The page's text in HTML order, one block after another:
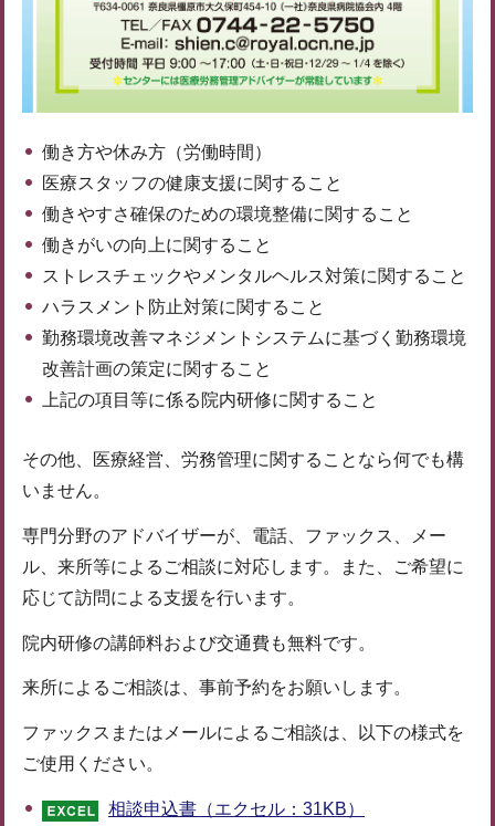
働き方や休み方（労働時間）
医療スタッフの健康支援に関すること
働きやすさ確保のための環境整備に関すること
働きがいの向上に関すること
ストレスチェックやメンタルヘルス対策に関すること
ハラスメント防止対策に関すること
勤務環境改善マネジメントシステムに基づく勤務環境
改善計画の策定に関すること
上記の項目等に係る院内研修に関すること
その他、医療経営、労務管理に関することなら何でも構
いません。
専門分野のアドバイザーが、電話、ファックス、メー
ル、来所等によるご相談に対応します。また、ご希望に
応じて訪問による支援を行います。
院内研修の講師料および交通費も無料です。
来所によるご相談は、事前予約をお願いします。
ファックスまたはメールによるご相談は、以下の様式を
ご使用ください。
相談申込書（エクセル：31KB）